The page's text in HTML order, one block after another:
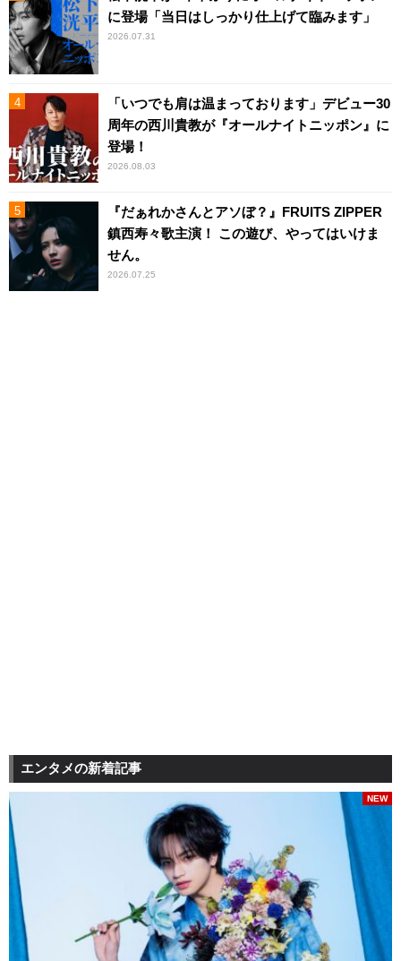
に登場「当日はしっかり仕上げて臨みます」
2026.07.31
「いつでも肩は温まっております」デビュー30
周年の西川貴教が『オールナイトニッポン』に
登場！
2026.08.03
『だぁれかさんとアソぼ？』FRUITS ZIPPER
鎮西寿々歌主演！ この遊び、やってはいけま
せん。
2026.07.25
エンタメの新着記事
NEW